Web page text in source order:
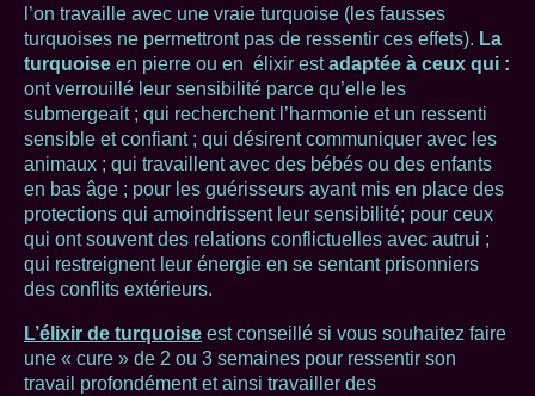
l’on travaille avec une vraie turquoise (les fausses
turquoises ne permettront pas de ressentir ces effets). La
turquoise en pierre ou en élixir est adaptée à ceux qui :
ont verrouillé leur sensibilité parce qu’elle les
submergeait ; qui recherchent l’harmonie et un ressenti
sensible et confiant ; qui désirent communiquer avec les
animaux ; qui travaillent avec des bébés ou des enfants
en bas âge ; pour les guérisseurs ayant mis en place des
protections qui amoindrissent leur sensibilité; pour ceux
qui ont souvent des relations conflictuelles avec autrui ;
qui restreignent leur énergie en se sentant prisonniers
des conflits extérieurs.
L’élixir de turquoise est conseillé si vous souhaitez faire
une « cure » de 2 ou 3 semaines pour ressentir son
travail profondément et ainsi travailler des